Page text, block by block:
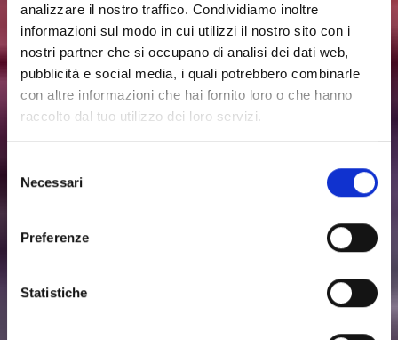
analizzare il nostro traffico. Condividiamo inoltre
informazioni sul modo in cui utilizzi il nostro sito con i
nostri partner che si occupano di analisi dei dati web,
pubblicità e social media, i quali potrebbero combinarle
con altre informazioni che hai fornito loro o che hanno
raccolto dal tuo utilizzo dei loro servizi.
delNecessari
Preferenze
Statistiche